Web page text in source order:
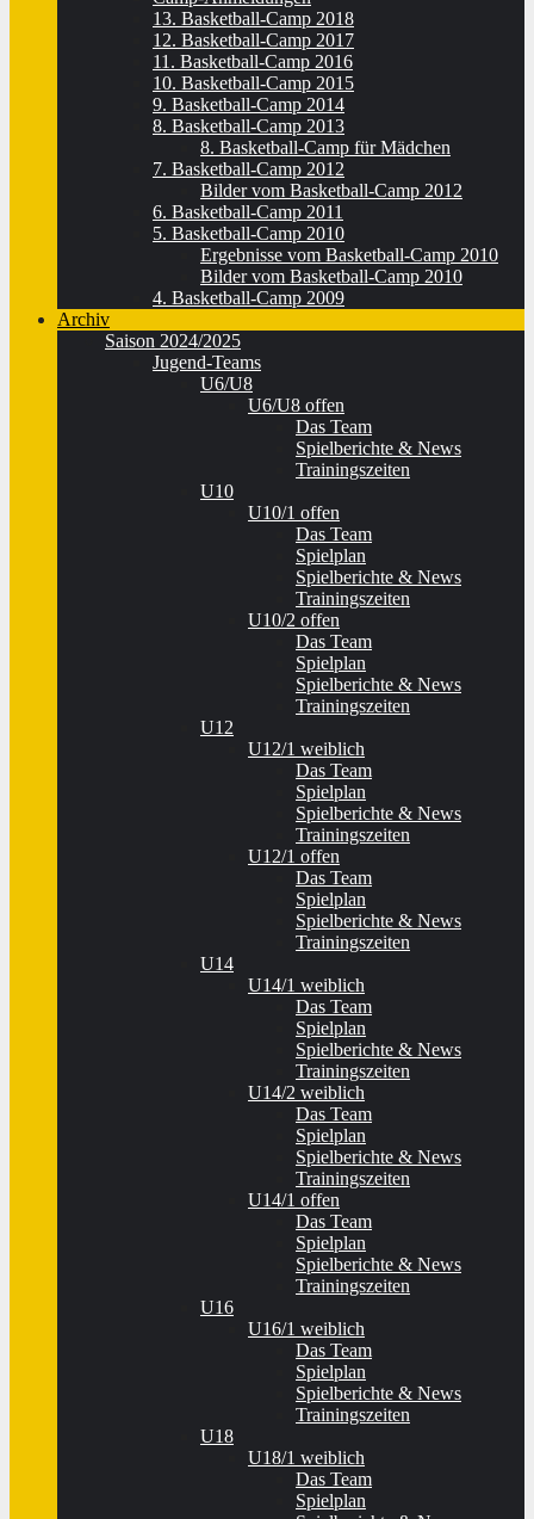
13. Basketball-Camp 2018
12. Basketball-Camp 2017
11. Basketball-Camp 2016
10. Basketball-Camp 2015
9. Basketball-Camp 2014
8. Basketball-Camp 2013
8. Basketball-Camp für Mädchen
7. Basketball-Camp 2012
Bilder vom Basketball-Camp 2012
6. Basketball-Camp 2011
5. Basketball-Camp 2010
Ergebnisse vom Basketball-Camp 2010
Bilder vom Basketball-Camp 2010
4. Basketball-Camp 2009
Archiv
Saison 2024/2025
Jugend-Teams
U6/U8
U6/U8 offen
Das Team
Spielberichte & News
Trainingszeiten
U10
U10/1 offen
Das Team
Spielplan
Spielberichte & News
Trainingszeiten
U10/2 offen
Das Team
Spielplan
Spielberichte & News
Trainingszeiten
U12
U12/1 weiblich
Das Team
Spielplan
Spielberichte & News
Trainingszeiten
U12/1 offen
Das Team
Spielplan
Spielberichte & News
Trainingszeiten
U14
U14/1 weiblich
Das Team
Spielplan
Spielberichte & News
Trainingszeiten
U14/2 weiblich
Das Team
Spielplan
Spielberichte & News
Trainingszeiten
U14/1 offen
Das Team
Spielplan
Spielberichte & News
Trainingszeiten
U16
U16/1 weiblich
Das Team
Spielplan
Spielberichte & News
Trainingszeiten
U18
U18/1 weiblich
Das Team
Spielplan